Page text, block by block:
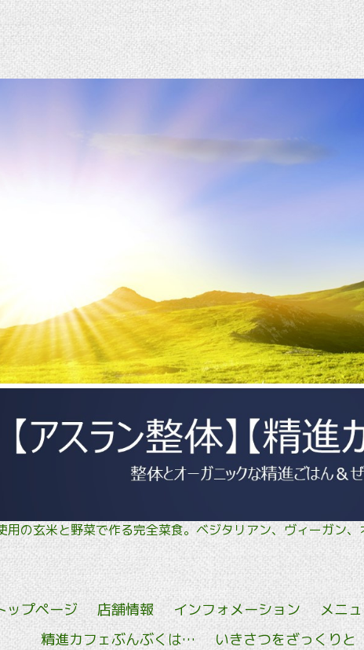
用の玄米と野菜で作る完全菜食。ベジタリアン、ヴィ
ップページ 店舗情報 インフォメーション メニ
精進カフェぶんぶくは…
いきさつをざっくりと